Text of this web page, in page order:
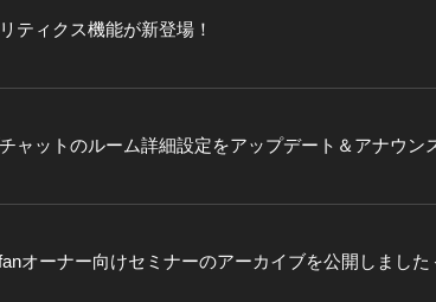
ティクス機能が新登場！
ャットのルーム詳細設定をアップデート＆アナウン
オーナー向けセミナーのアーカイブを公開しました